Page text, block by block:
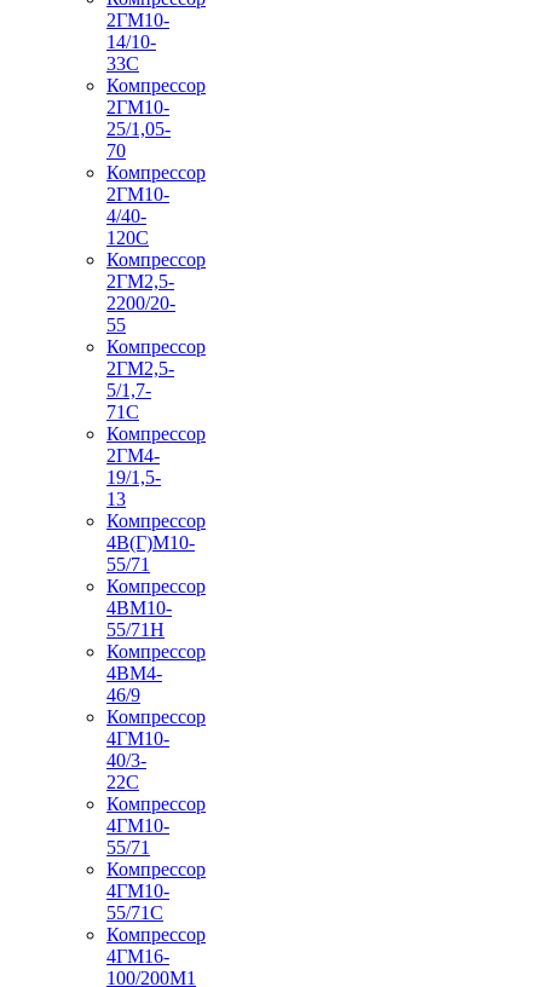
2ГМ10-
14/10-
33С
Компрессор
2ГМ10-
25/1,05-
70
Компрессор
2ГМ10-
4/40-
120С
Компрессор
2ГМ2,5-
2200/20-
55
Компрессор
2ГМ2,5-
5/1,7-
71С
Компрессор
2ГМ4-
19/1,5-
13
Компрессор
4В(Г)М10-
55/71
Компрессор
4ВМ10-
55/71Н
Компрессор
4ВМ4-
46/9
Компрессор
4ГМ10-
40/3-
22С
Компрессор
4ГМ10-
55/71
Компрессор
4ГМ10-
55/71С
Компрессор
4ГМ16-
100/200М1